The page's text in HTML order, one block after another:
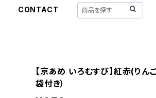
CONTACT
【京あめ いろむすび】紅赤(りん
袋付き）